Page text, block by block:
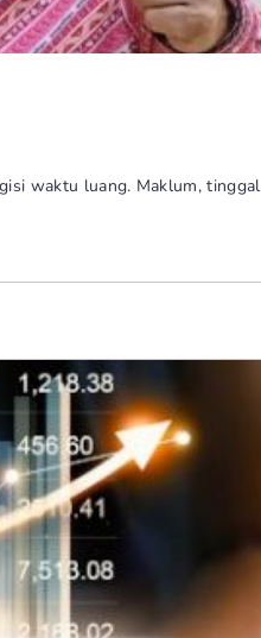
waktu luang. Maklum, tinggal